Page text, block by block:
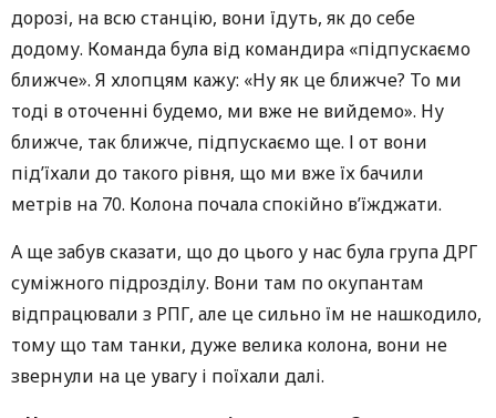
дорозі, на всю станцію, вони їдуть, як до себе
додому. Команда була від командира «підпускаємо
ближче». Я хлопцям кажу: «Ну як це ближче? То ми
тоді в оточенні будемо, ми вже не вийдемо». Ну
ближче, так ближче, підпускаємо ще. І от вони
під’їхали до такого рівня, що ми вже їх бачили
метрів на 70. Колона почала спокійно в’їжджати.
А ще забув сказати, що до цього у нас була група ДРГ
суміжного підрозділу. Вони там по окупантам
відпрацювали з РПГ, але це сильно їм не нашкодило,
тому що там танки, дуже велика колона, вони не
звернули на це увагу і поїхали далі.